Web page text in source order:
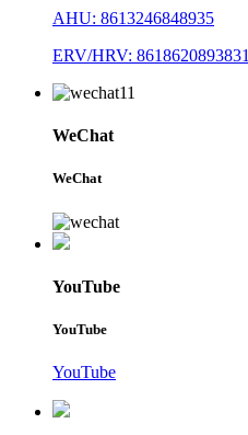
AHU: 8613246848935
ERV/HRV: 8618620893831
WeChat
WeChat
YouTube
YouTube
YouTube